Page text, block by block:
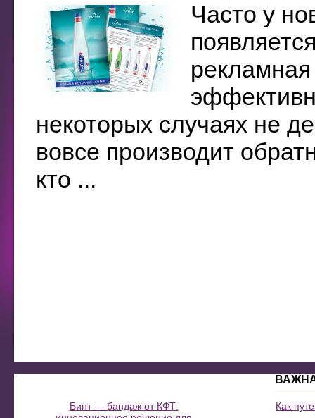
Часто у
рекламная
некоторых случаях не
вовсе производит
кто ...
Бинт — бандаж от КФТ:
Как